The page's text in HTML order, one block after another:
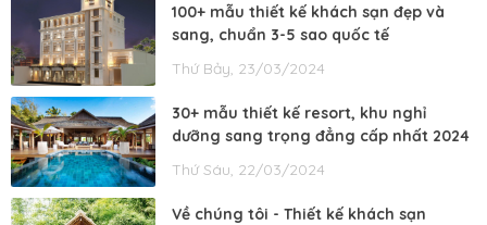
100+ mẫu thiết kế khách sạn đẹp và
sang, chuẩn 3-5 sao quốc tế
Thứ Bảy, 23/03/2024
30+ mẫu thiết kế resort, khu nghỉ
dưỡng sang trọng đẳng cấp nhất 2024
Thứ Sáu, 22/03/2024
Về chúng tôi - Thiết kế khách sạn